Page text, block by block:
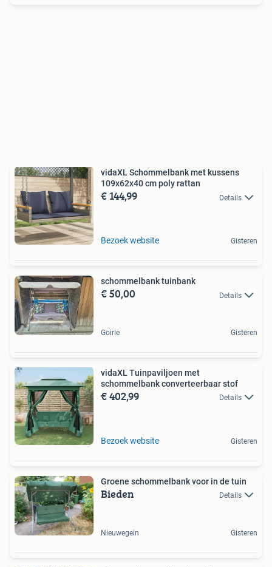
vidaXL Schommelbank met kussens
109x62x40 cm poly rattan
€ 144,99 Details
Bezoek website Gisteren
schommelbank tuinbank
€ 50,00 Details
Goirle Gisteren
vidaXL Tuinpaviljoen met
schommelbank converteerbaar stof
€ 402,99 Details
Bezoek website Gisteren
Groene schommelbank voor in de tuin
Bieden Details
Nieuwegein Gisteren